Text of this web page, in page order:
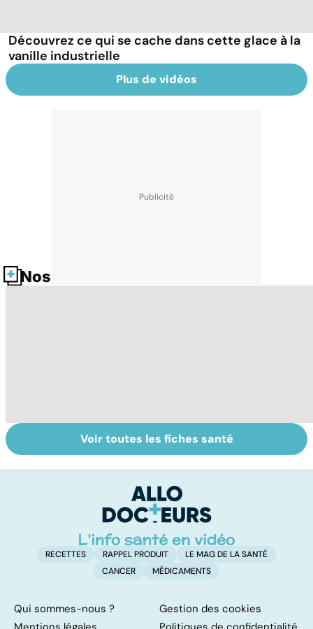
Découvrez ce qui se cache dans cette glace à la
vanille industrielle
Plus de vidéos
Nos fiches santé
Le lupus, une
maladie
Légionellose, une
infection
parfois mortelle
Voir toutes les fiches santé
RECETTES RAPPEL PRODUIT
LE MAG DE LA SANTÉ
CANCER
MÉDICAMENTS
Qui sommes-nous ?
Gestion des cookies